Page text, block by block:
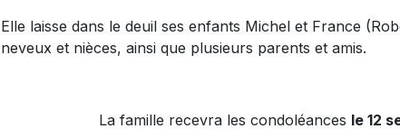
Elle laisse dans le deuil ses enfants Michel et France
neveux et nièces, ainsi que plusieurs parents et amis.
La famille recevra les condoléances le 12